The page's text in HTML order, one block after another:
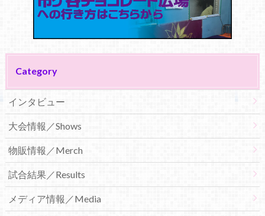
Category
インタビュー
大会情報／Shows
物販情報／Merch
試合結果／Results
メディア情報／Media